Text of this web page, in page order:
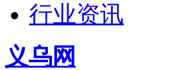
行业资讯
义乌网